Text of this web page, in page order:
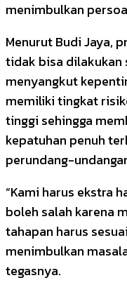
menimbulkan
Menurut Budi Jaya,
tidak bisa dilakukan
menyangkut
memiliki tingkat
tinggi sehingga
kepatuhan penuh
perundang-
“Kami harus ekstra
boleh salah karena
tahapan harus
menimbulkan
tegasnya.